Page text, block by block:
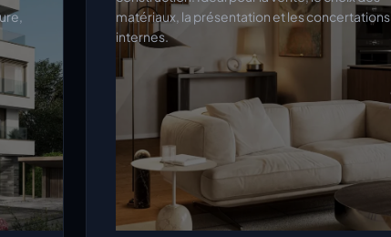
matériaux, la présentation et les concertations
internes.